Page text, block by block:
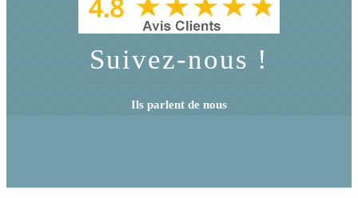
Suivez-nous !
Ils parlent de nous